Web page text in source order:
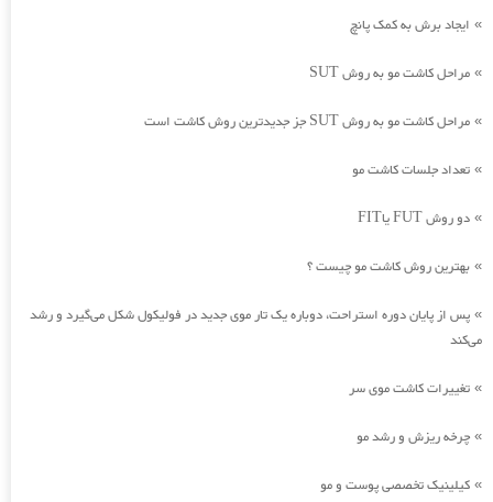
» ایجاد برش به کمک پانچ
» مراحل کاشت مو به روش SUT
» مراحل کاشت مو به روش SUT جز جدیدترین روش کاشت است
» تعداد جلسات کاشت مو
» دو روش FUT یاFIT
» بهترین روش کاشت مو چیست ؟
» پس از پایان دوره استراحت، دوباره یک تار موی جدید در فولیکول شکل می‌گیرد و رشد
می‌کند
» تغییرات کاشت موی سر
» چرخه ریزش و رشد مو
» کیلینیک تخصصی پوست و مو